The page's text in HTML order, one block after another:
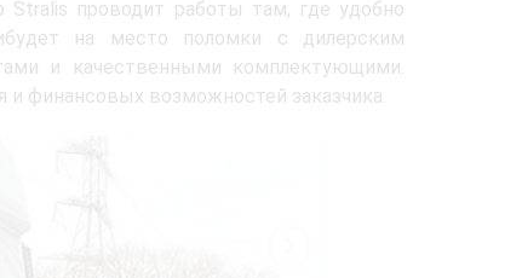
проводит работы там, где удобно
на место поломки с дилерским
и качественными комплектующими.
и финансовых возможностей заказчика.